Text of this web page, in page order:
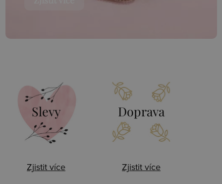
Slevy
Zjistit více
Doprava
Zjistit více